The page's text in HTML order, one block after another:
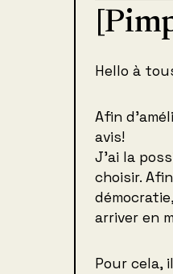
Hello à
Afin
avis!
J’ai la
choisir.
arriver en
Pour cela,